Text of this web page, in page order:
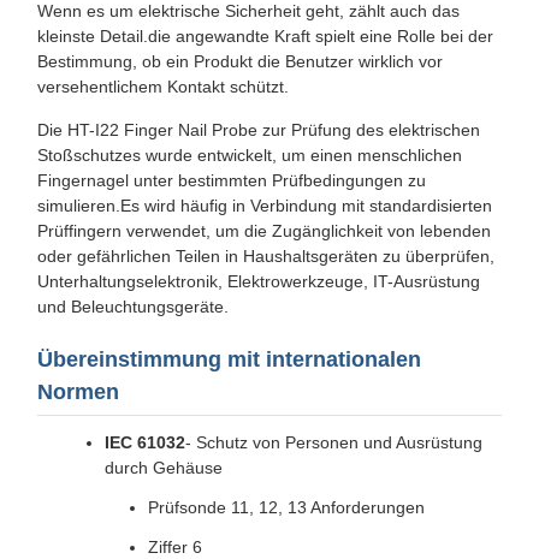
Wenn es um elektrische Sicherheit geht, zählt auch das
kleinste Detail.die angewandte Kraft spielt eine Rolle bei der
Bestimmung, ob ein Produkt die Benutzer wirklich vor
versehentlichem Kontakt schützt.
Die HT-I22 Finger Nail Probe zur Prüfung des elektrischen
Stoßschutzes wurde entwickelt, um einen menschlichen
Fingernagel unter bestimmten Prüfbedingungen zu
simulieren.Es wird häufig in Verbindung mit standardisierten
Prüffingern verwendet, um die Zugänglichkeit von lebenden
oder gefährlichen Teilen in Haushaltsgeräten zu überprüfen,
Unterhaltungselektronik, Elektrowerkzeuge, IT-Ausrüstung
und Beleuchtungsgeräte.
Übereinstimmung mit internationalen
Normen
IEC 61032- Schutz von Personen und Ausrüstung
durch Gehäuse
Prüfsonde 11, 12, 13 Anforderungen
Ziffer 6